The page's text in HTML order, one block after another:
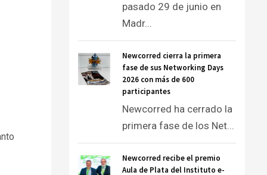
pasado 29 de junio en
Madr...
Newcorred cierra la primera
fase de sus Networking Days
2026 con más de 600
participantes
Newcorred ha cerrado la
primera fase de los Net...
Newcorred recibe el premio
Aula de Plata del Instituto e-